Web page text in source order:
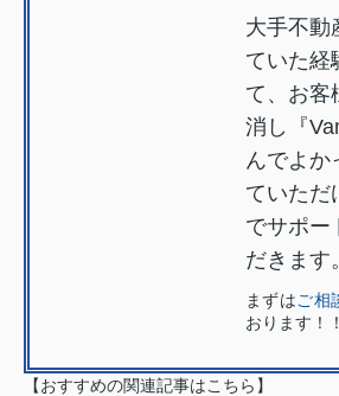
大手不動
ていた経
て、お客
消し『
んでよか
ていただ
でサポー
だきます
まずはご相
おります！！
【おすすめの関連記事はこちら】